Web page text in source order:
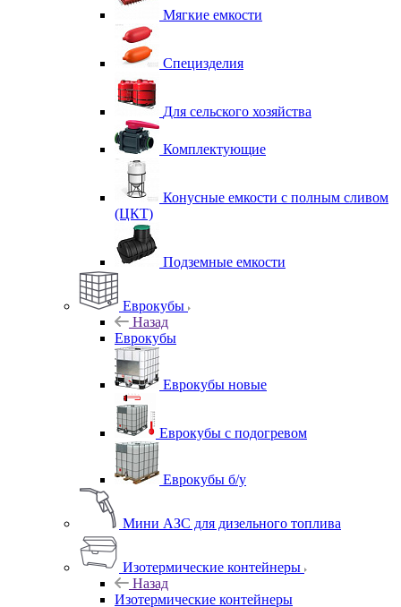
Мягкие емкости
Специзделия
Для сельского хозяйства
Комплектующие
Конусные емкости с полным сливом
(ЦКТ)
Подземные емкости
Еврокубы
Назад
Еврокубы
Еврокубы новые
Еврокубы с подогревом
Еврокубы б/у
Мини АЗС для дизельного топлива
Изотермические контейнеры
Назад
Изотермические контейнеры